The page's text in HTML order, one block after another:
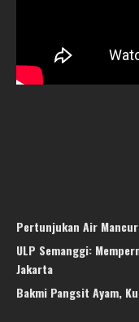
Pertunjukan Air
ULP Semanggi:
Jakarta
Bakmi Pangsit Ayam,